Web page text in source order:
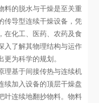
料的脱水与干燥是至关重
传导型连续干燥设备，凭
在化工、医药、农药及食
入了解其物理结构与运作
为科学的规划。
理基于间接传热与连续机
续加入设备的顶层干燥盘
叶连续地翻抄物料。物料